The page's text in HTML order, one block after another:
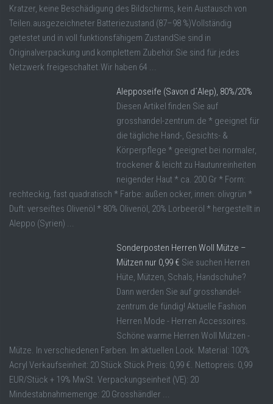
Kratzer, keine Beschädigung des Bildschirms, kein Austausch von
Teilen.ausgezeichneter Batteriezustand (87–98 %)Vollständig
getestet und in voll funktionsfähigem ZustandSie sind in
Originalverpackung und komplettem Zubehör.Sie sind für jedes
Netzwerk freigeschaltet.Wir haben 64 ...
Alepposeife (Savon d´Alep), 80%/20%
Diesen Artikel finden Sie auf
grosshandel-zentrum.de * geeignet für
die tägliche Hand-, Gesichts- &
Körperpflege * geeignet bei normaler,
trockener & leicht zu Hautunreinheiten
neigender Haut * ca. 200 Gr * Form:
rechteckig, fast quadratisch * Farbe: außen ocker, innen: olivgrün *
Duft: verseiftes Olivenöl * 80% Olivenöl, 20% Lorbeeröl * hergestellt in
Aleppo (Syrien) ...
Sonderposten Herren Woll Mütze –
Mützen nur 0,99 € Sie suchen Herren
Hüte, Mützen, Schals, Handschuhe?
Dann werden Sie auf grosshandel-
zentrum.de fündig! Aktuelle Fashion
Herren Mode - Herren Accessoires.
Schöne warme Herren Woll Mützen -
Mütze. In verschiedenen Farben. Im aktuellen Look. Material: 100%
Acryl Verkaufseinheit: 20 Stück Stück Preis: 0,99 €. Nettopreis: 0,99
EUR/Stück + 19% MwSt. Verpackungseinheit (VE): 20
Mindestabnahmemenge: 20 Grosshändler ...